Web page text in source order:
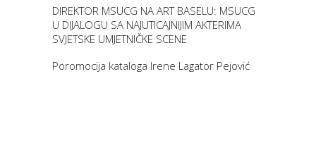
DIREKTOR MSUCG NA ART BASELU: MSUCG
U DIJALOGU SA NAJUTICAJNIJIM AKTERIMA
SVJETSKE UMJETNIČKE SCENE
Poromocija kataloga Irene Lagator Pejović